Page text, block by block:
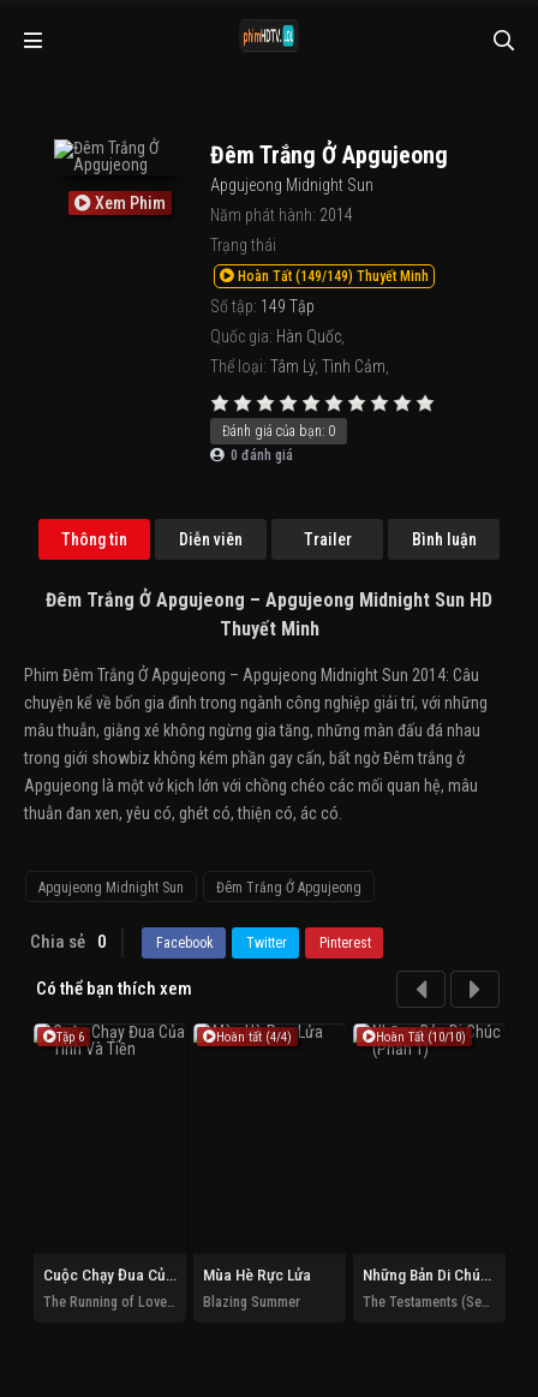
Xem Phim
Đêm Trắng Ở Apgujeong
Apgujeong Midnight Sun
Năm phát hành: 2014
Trạng thái
Hoàn Tất (149/149) Thuyết Minh
Số tập: 149 Tập
Quốc gia: Hàn Quốc
Thể loại: Tâm Lý, Tình Cảm
Đánh giá của bạn: 0
0 đánh giá
Thông tin Diễn viên Trailer Bình luận
Đêm Trắng Ở Apgujeong – Apgujeong Midnight Sun HD
Thuyết Minh
Phim Đêm Trắng Ở Apgujeong – Apgujeong Midnight Sun 2014: Câu
chuyện kể về bốn gia đình trong ngành công nghiệp giải trí, với những
mâu thuẫn, giằng xé không ngừng gia tăng, những màn đấu đá nhau
trong giới showbiz không kém phần gay cấn, bất ngờ Đêm trắng ở
Apgujeong là một vở kịch lớn với chồng chéo các mối quan hệ, mâu
thuẫn đan xen, yêu có, ghét có, thiện có, ác có.
Apgujeong Midnight Sun Đêm Trắng Ở Apgujeong
Chia sẻ 0 Facebook Twitter Pinterest
Có thể bạn thích xem
Tập 6
Cuộc Chạy Đua Của Tình Và Tiền
Hoàn tất (4/4)
Mùa Hè Rực Lửa
Blazing Summer
Hoàn Tất (10/10)
Những Bản Di Chúc (Phần 1)